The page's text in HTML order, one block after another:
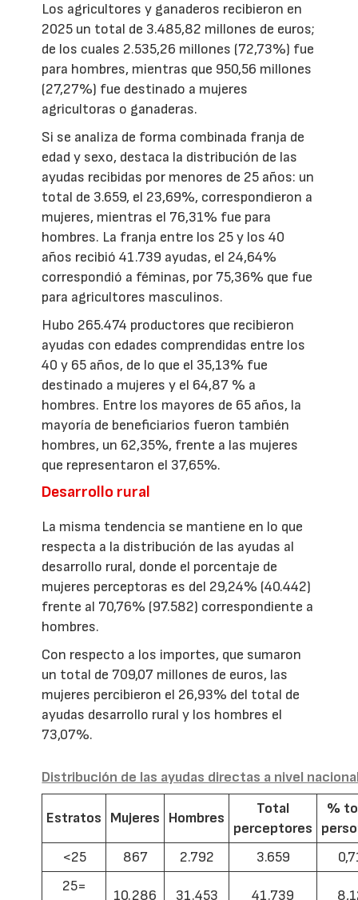
Los agricultores y ganaderos recibieron en
2025 un total de 3.485,82 millones de euros;
de los cuales 2.535,26 millones (72,73%) fue
para hombres, mientras que 950,56 millones
(27,27%) fue destinado a mujeres
agricultoras o ganaderas.
Si se analiza de forma combinada franja de
edad y sexo, destaca la distribución de las
ayudas recibidas por menores de 25 años: un
total de 3.659, el 23,69%, correspondieron a
mujeres, mientras el 76,31% fue para
hombres. La franja entre los 25 y los 40
años recibió 41.739 ayudas, el 24,64%
correspondió a féminas, por 75,36% que fue
para agricultores masculinos.
Hubo 265.474 productores que recibieron
ayudas con edades comprendidas entre los
40 y 65 años, de lo que el 35,13% fue
destinado a mujeres y el 64,87 % a
hombres. Entre los mayores de 65 años, la
mayoría de beneficiarios fueron también
hombres, un 62,35%, frente a las mujeres
que representaron el 37,65%.
Desarrollo rural
La misma tendencia se mantiene en lo que
respecta a la distribución de las ayudas al
desarrollo rural, donde el porcentaje de
mujeres perceptoras es del 29,24% (40.442)
frente al 70,76% (97.582) correspondiente a
hombres.
Con respecto a los importes, que sumaron
un total de 709,07 millones de euros, las
mujeres percibieron el 26,93% del total de
ayudas desarrollo rural y los hombres el
73,07%.
Distribución de las ayudas directas a nivel
Estratos Mujeres Hombres
Total
perceptores
%
<25
867 2.792 3.659
25=
10.286 31.453 41.739